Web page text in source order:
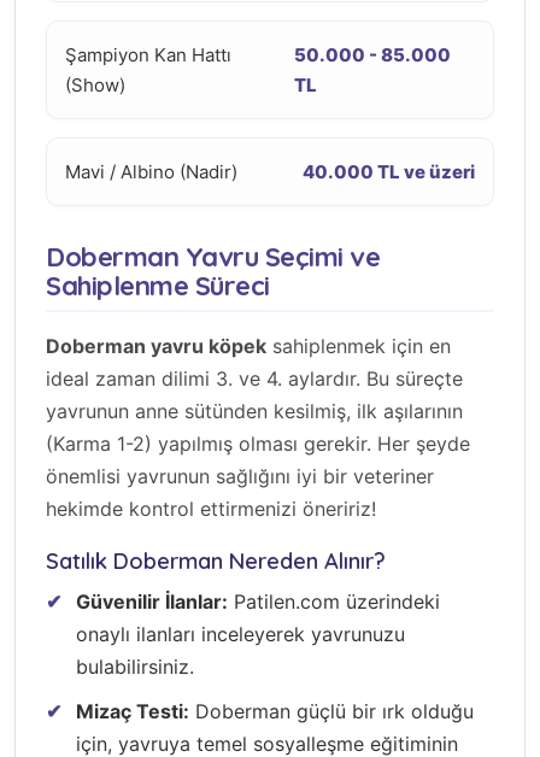
Şampiyon Kan Hattı
(Show)
50.000 - 85.000
TL
Mavi / Albino (Nadir) 40.000 TL ve üzeri
Doberman Yavru Seçimi ve
Sahiplenme Süreci
Doberman yavru köpek sahiplenmek için en
ideal zaman dilimi 3. ve 4. aylardır. Bu süreçte
yavrunun anne sütünden kesilmiş, ilk aşılarının
(Karma 1-2) yapılmış olması gerekir. Her şeyde
önemlisi yavrunun sağlığını iyi bir veteriner
hekimde kontrol ettirmenizi öneririz!
Satılık Doberman Nereden Alınır?
Güvenilir İlanlar: Patilen.com üzerindeki
onaylı ilanları inceleyerek yavrunuzu
bulabilirsiniz.
Mizaç Testi: Doberman güçlü bir ırk olduğu
için, yavruya temel sosyalleşme eğitiminin